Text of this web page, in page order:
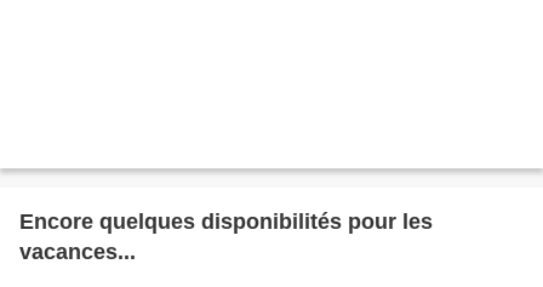
Encore quelques disponibilités pour les
vacances...